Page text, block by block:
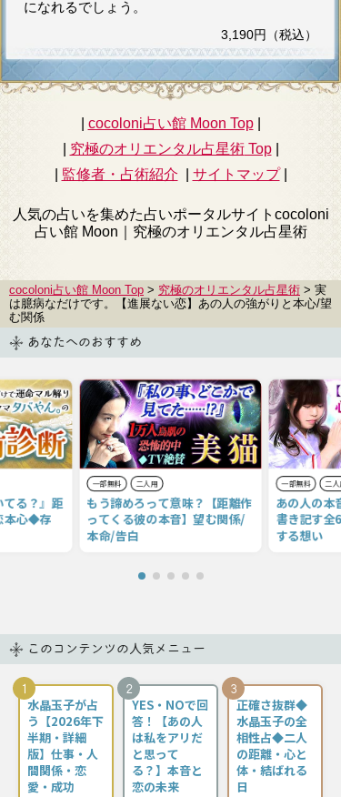
になれるでしょう。
3,190円（税込）
cocoloni占い館 Moon Top|
究極のオリエンタル占星術Top|
監修者・占術紹介 サイトマップ|
人気の占いを集めた占いポータルサイトcocoloni
占い館 Moon｜ 究極のオリエンタル占星術
cocoloni占い館 Moon Top > 究極のオリエンタル占星術 > 実
は臆病なだけです。【進展ない恋】あの人の強がりと本心/望
む関係
あなたへのおすすめ
る？』距
本心◆存
一部無料 二人用
もう諦めろって意味？【距離作
ってくる彼の本音】望む関係/
本命/告白
一部無料 二人用
あの人の本
書き記す全
する想い
このコンテンツの人気メニュー
1
水晶玉子が占
う【2026年下
半期・詳細
版】仕事・人
間関係・恋
愛・成功
2
YES・NOで回
答！【あの人
は私をアリだ
と思って
る？】本音と
恋の未来
3
正確さ抜群◆
水晶玉子の全
相性占◆二人
の距離・心と
体・結ばれる
日